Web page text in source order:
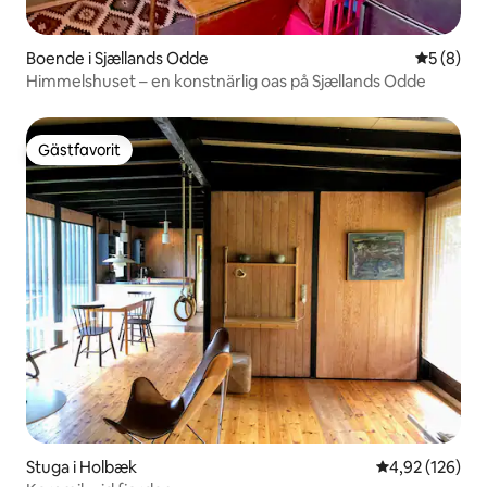
Boende i Sjællands Odde 5 av 5 i
5 (8)
Himmelshuset – en konstnärlig oas på Sjællands Odde
Gästfavorit
Gästfavorit
Stuga i Holbæk 4,92 av 5 i
4,92 (126)